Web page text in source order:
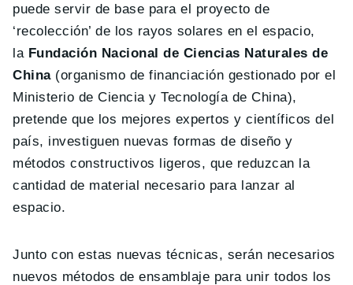
puede servir de base para el proyecto de
‘recolección’ de los rayos solares en el espacio,
la Fundación Nacional de Ciencias Naturales de
China(organismo de financiación gestionado por el
Ministerio de Ciencia y Tecnología de China),
pretende que los mejores expertos y científicos del
país, investiguen nuevas formas de diseño y
métodos constructivos ligeros, que reduzcan la
cantidad de material necesario para lanzar al
espacio.
Junto con estas nuevas técnicas, serán necesarios
nuevos métodos de ensamblaje para unir todos los